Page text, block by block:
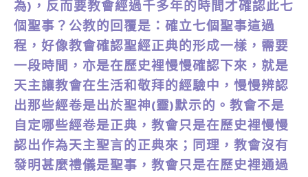
為)，反而要教會經過千多年的時間才確認此七
個聖事？公教的回覆是：確立七個聖事這過
程，好像教會確認聖經正典的形成一樣，需要
一段時間，亦是在歷史裡慢慢確認下來，就是
天主讓教會在生活和敬拜的經驗中，慢慢辨認
出那些經卷是出於聖神(靈)默示的。教會不是
自定哪些經卷是正典，教會只是在歷史裡慢慢
認出作為天主聖言的正典來；同理，教會沒有
發明甚麼禮儀是聖事，教會只是在歷史裡通過